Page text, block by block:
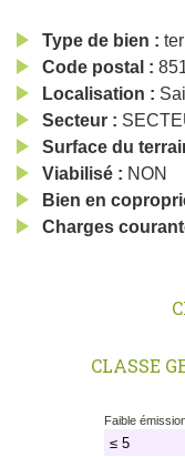
Type de bien
Code postal
Localisation
Secteur
Surface du
Viabilisé
NON
Bien en
Charges
CLASSE
de
Gaz
Faible
≤ 5